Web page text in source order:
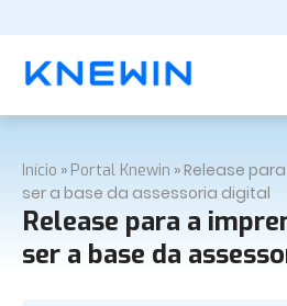
Início » Portal Knewin »Release
ser a base da assessoria digital
Release para a
ser a base da